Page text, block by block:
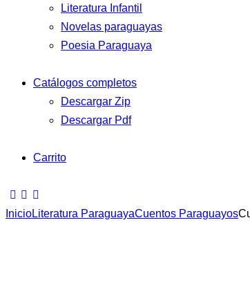
Literatura Infantil
Novelas paraguayas
Poesia Paraguaya
Catálogos completos
Descargar Zip
Descargar Pdf
Carrito
InicioLiteratura ParaguayaCuentos Paraguayos